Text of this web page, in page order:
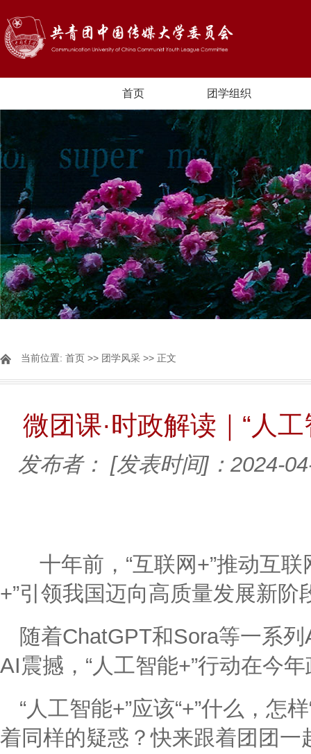
首页 团学组织
当前位置: 首页 >> 团学风采 >> 正文
微团课·时政解读｜“人
发布者： [发表时间]：2024-
十年前，“互联网+”推动互
+”引领我国迈向高质量发展新阶
随着ChatGPT和Sora等一系
AI震撼，“人工智能+”行动在今
“人工智能+”应该“+”什么，怎
着同样的疑惑？快来跟着团团一